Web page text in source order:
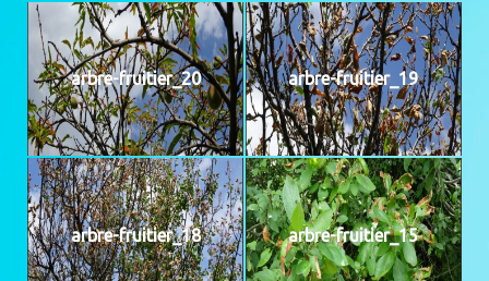
arbre-fruitier_20 arbre-fruitier_19
arbre-fruitier_18 arbre-fruitier_15